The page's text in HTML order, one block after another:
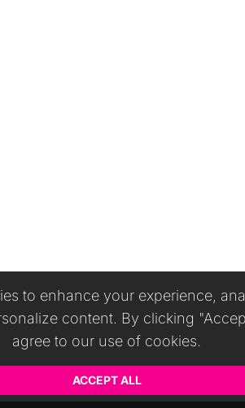
to enhance your experience,
content. By clicking
agree to our use of cookies.
ACCEPT ALL